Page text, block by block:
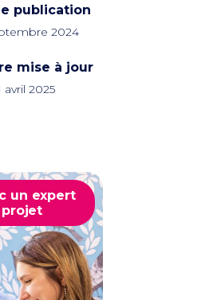
publication
2024
mise à jour
avril 2025
un expert